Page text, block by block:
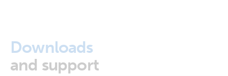
Downloads
and support